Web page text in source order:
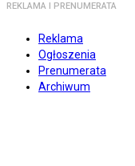
REKLAMA I PRENUMERATA
Reklama
Ogłoszenia
Prenumerata
Archiwum